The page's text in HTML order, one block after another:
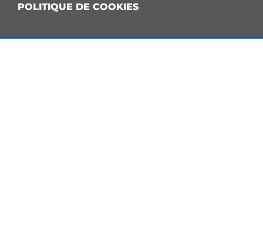
POLITIQUE DE COOKIES